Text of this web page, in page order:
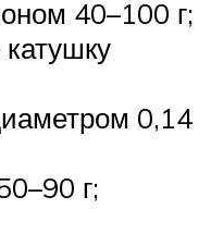
40–100 г;
0,14
г;